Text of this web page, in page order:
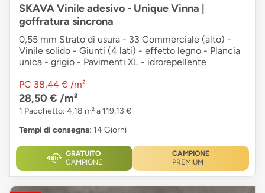
SKAVA Vinile adesivo - Unique Vinna |
goffratura sincrona
0,55 mm Strato di usura - 33 Commerciale (alto) -
Vinile solido - Giunti (4 lati) - effetto legno - Plancia
unica - grigio - Pavimenti XL - idrorepellente
PC 38,44 € /m²
28,50 € /m²
1 Pacchetto: 4,18 m² a 119,13 €
Tempi di consegna: 14 Giorni
GRATUITO
CAMPIONE
CAMPIONE
PREMIUM